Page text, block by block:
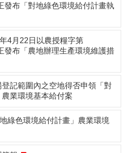
發布「對地綠色環境給付計畫執
4月22日以農授糧字第
發布「農地辦理生產環境維護措
記範圍內之空地得否申領「對
業環境基本給付案
綠色環境給付計畫」農業環境